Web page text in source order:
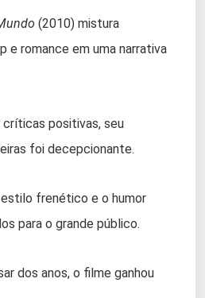
(2010) mistura
e romance em uma narrativa
críticas positivas, seu
foi decepcionante.
frenético e o humor
para o grande público.
dos anos, o filme ganhou